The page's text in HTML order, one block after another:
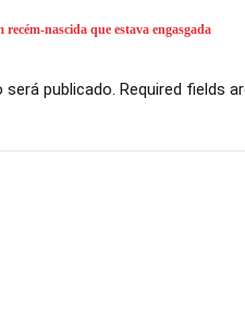
nascida que estava engasgada
publicado. Required fields